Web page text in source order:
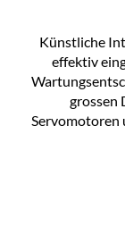
Künstliche
effektiv
grossen
Servomotoren